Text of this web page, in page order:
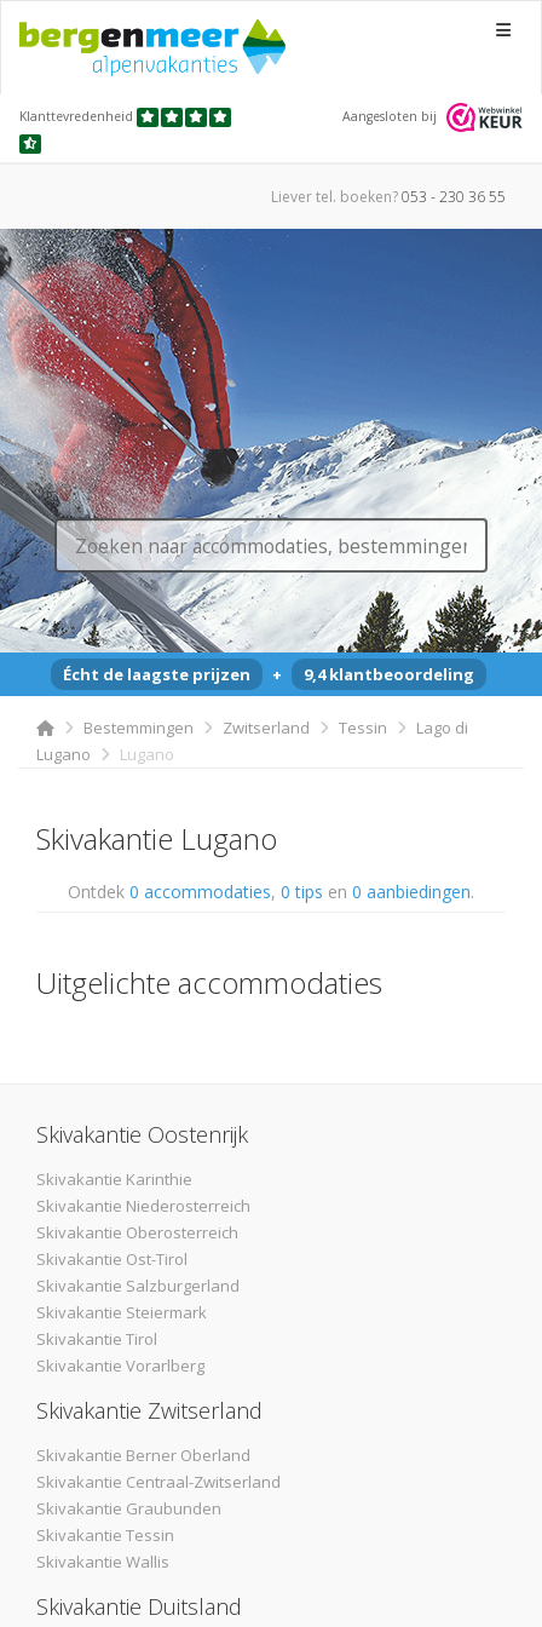
Menu
Klanttevredenheid Aangesloten bij
Liever tel. boeken?053 - 230 36 55
Écht de laagste prijzen + 9,4 klantbeoordeling
Bestemmingen Zwitserland Tessin
Lago di
Lugano
Lugano
Skivakantie Lugano
Ontdek 0 accommodaties, 0 tips en 0 aanbiedingen.
Uitgelichte accommodaties
Skivakantie Oostenrijk
Skivakantie Karinthie
Skivakantie Niederosterreich
Skivakantie Oberosterreich
Skivakantie Ost-Tirol
Skivakantie Salzburgerland
Skivakantie Steiermark
Skivakantie Tirol
Skivakantie Vorarlberg
Skivakantie Zwitserland
Skivakantie Berner Oberland
Skivakantie Centraal-Zwitserland
Skivakantie Graubunden
Skivakantie Tessin
Skivakantie Wallis
Skivakantie Duitsland